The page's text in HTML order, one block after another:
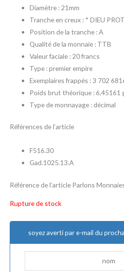
Diamètre : 21mm
Tranche en creux : * DIEU
Position de la tranche : A
Qualité de la monnaie : TTB
Valeur faciale : 20 francs
Type : premier empire
Exemplaires frappés : 3 702
Poids brut théorique : 6,45161
Type de monnayage : décimal
Références de l’article
F516.30
Gad.1025.13.A
Référence de l’article Parlons
Rupture de stock
soyez averti par e-mail du